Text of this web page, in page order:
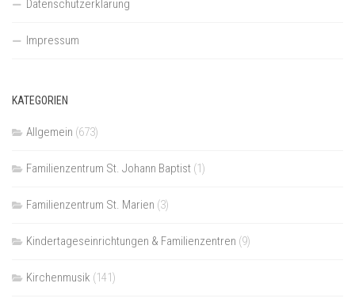
Datenschutzerklärung
Impressum
KATEGORIEN
Allgemein (673)
Familienzentrum St. Johann Baptist (1)
Familienzentrum St. Marien (3)
Kindertageseinrichtungen & Familienzentren (9)
Kirchenmusik (141)